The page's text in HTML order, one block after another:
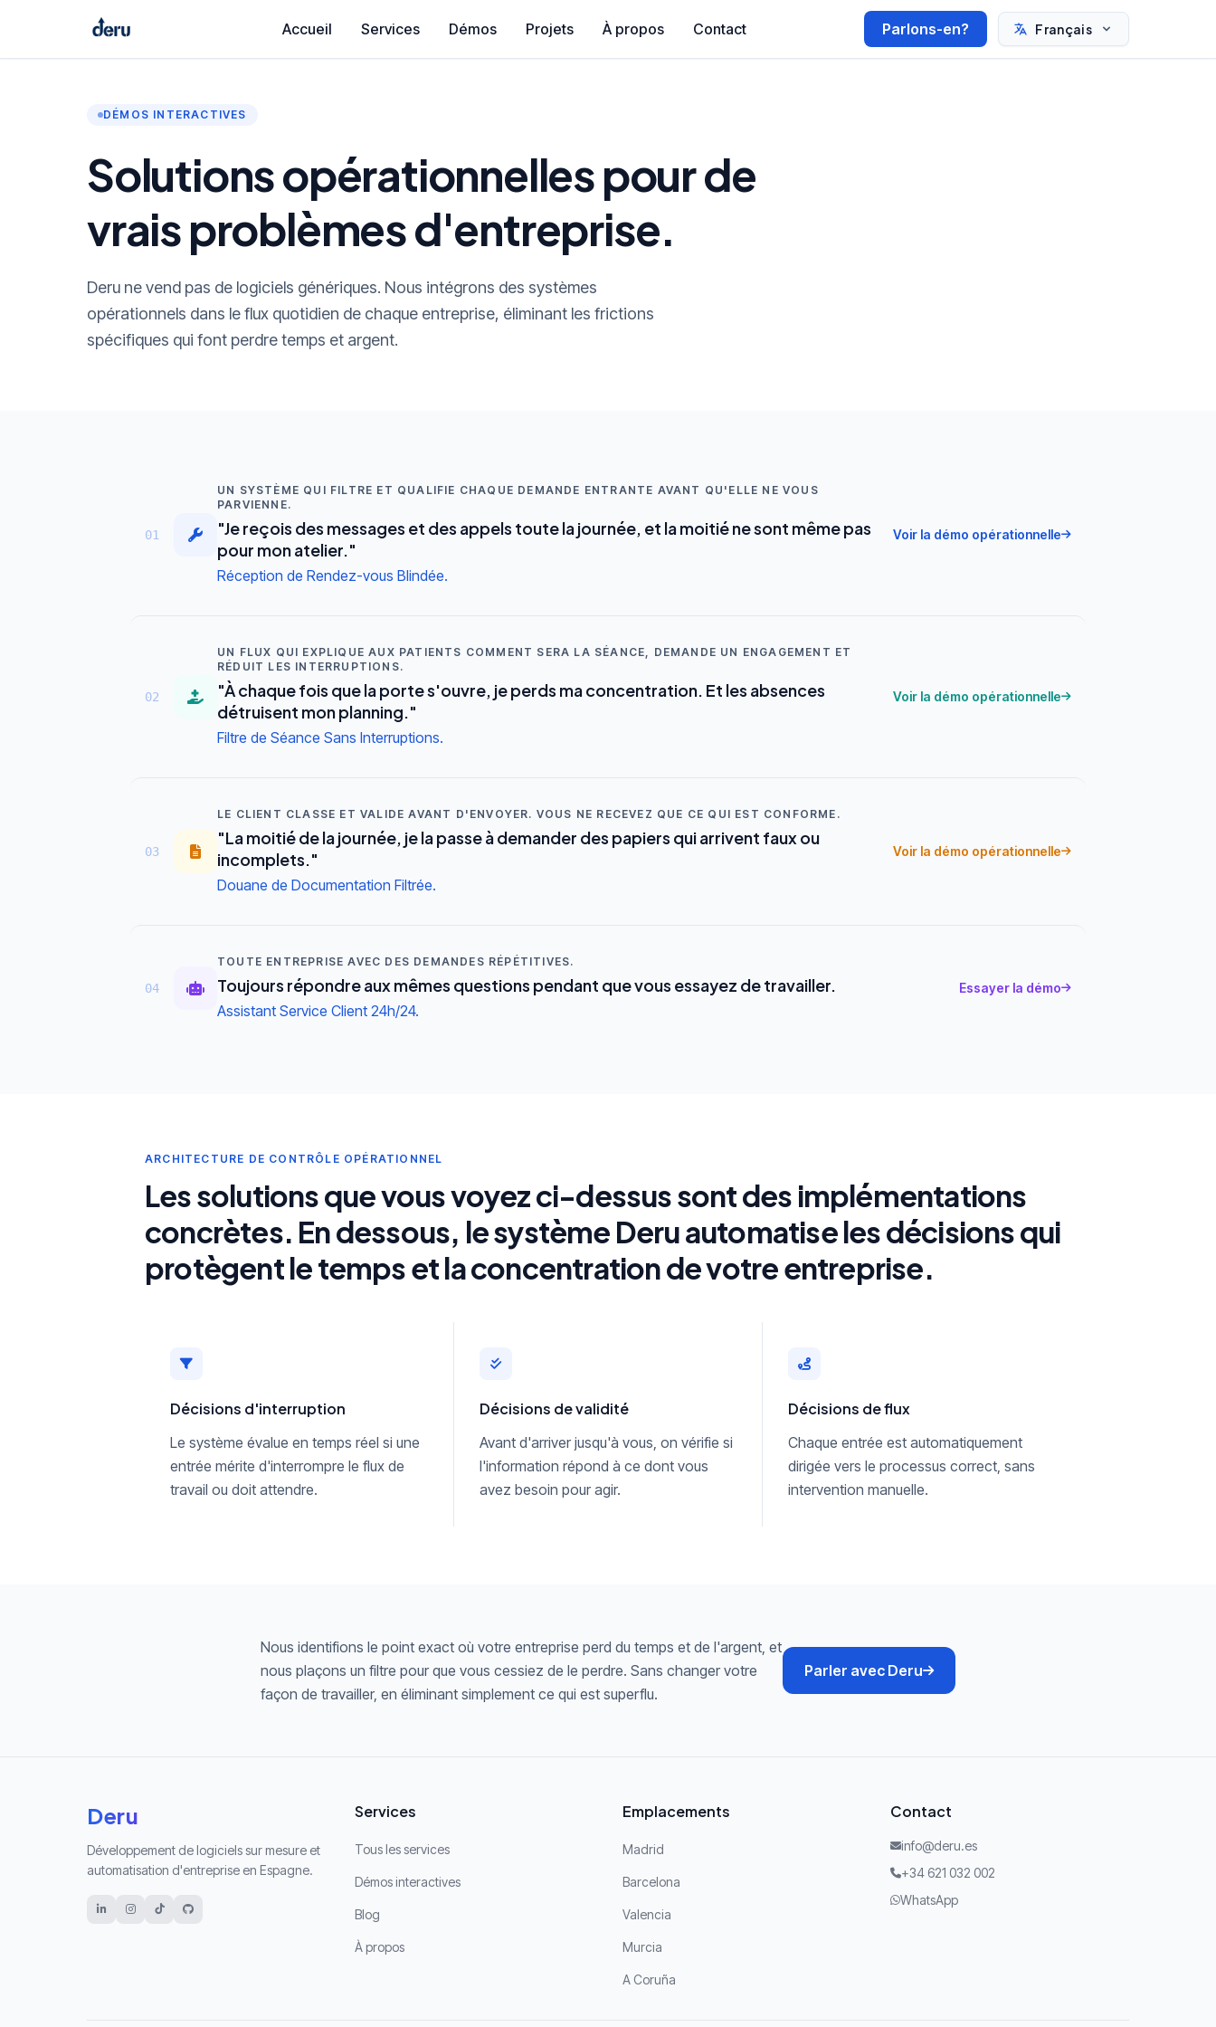
Accueil Services Démos Projets À propos Contact Parlons-en? Français
DÉMOS INTERACTIVES
Solutions opérationnelles pour de
vrais problèmes d'entreprise.
Deru ne vend pas de logiciels génériques. Nous intégrons des systèmes
opérationnels dans le flux quotidien de chaque entreprise, éliminant les frictions
spécifiques qui font perdre temps et argent.
01
UN SYSTÈME QUI FILTRE ET QUALIFIE CHAQUE DEMANDE ENTRANTE AVANT QU'ELLE NE VOUS
PARVIENNE.
"Je reçois des messages et des appels toute la journée, et la moitié ne sont même pas
pour mon atelier."
Réception de Rendez-vous Blindée.
Voir la démo opérationnelle
02
UN FLUX QUI EXPLIQUE AUX PATIENTS COMMENT SERA LA SÉANCE, DEMANDE UN ENGAGEMENT ET
RÉDUIT LES INTERRUPTIONS.
"À chaque fois que la porte s'ouvre, je perds ma concentration. Et les absences
détruisent mon planning."
Filtre de Séance Sans Interruptions.
Voir la démo opérationnelle
03
LE CLIENT CLASSE ET VALIDE AVANT D'ENVOYER. VOUS NE RECEVEZ QUE CE QUI EST CONFORME.
"La moitié de la journée, je la passe à demander des papiers qui arrivent faux ou
incomplets."
Douane de Documentation Filtrée.
Voir la démo opérationnelle
04
TOUTE ENTREPRISE AVEC DES DEMANDES RÉPÉTITIVES.
Toujours répondre aux mêmes questions pendant que vous essayez de travailler.
Assistant Service Client 24h/24.
Essayer la démo
ARCHITECTURE DE CONTRÔLE OPÉRATIONNEL
Les solutions que vous voyez ci-dessus sont des implémentations
concrètes. En dessous, le système Deru automatise les décisions qui
protègent le temps et la concentration de votre entreprise.
Décisions d'interruption
Le système évalue en temps réel si une
entrée mérite d'interrompre le flux de
travail ou doit attendre.
Décisions de validité
Avant d'arriver jusqu'à vous, on vérifie si
l'information répond à ce dont vous
avez besoin pour agir.
Décisions de flux
Chaque entrée est automatiquement
dirigée vers le processus correct, sans
intervention manuelle.
Nous identifions le point exact où votre entreprise perd du temps et de l'argent, et
nous plaçons un filtre pour que vous cessiez de le perdre. Sans changer votre
façon de travailler, en éliminant simplement ce qui est superflu.
Parler avec Deru
Deru
Développement de logiciels sur mesure et
automatisation d'entreprise en Espagne.
Services
Tous les services
Démos interactives
Blog
À propos
Emplacements
Madrid
Barcelona
Valencia
Murcia
A Coruña
Contact
info@deru.es
+34 621 032 002
WhatsApp